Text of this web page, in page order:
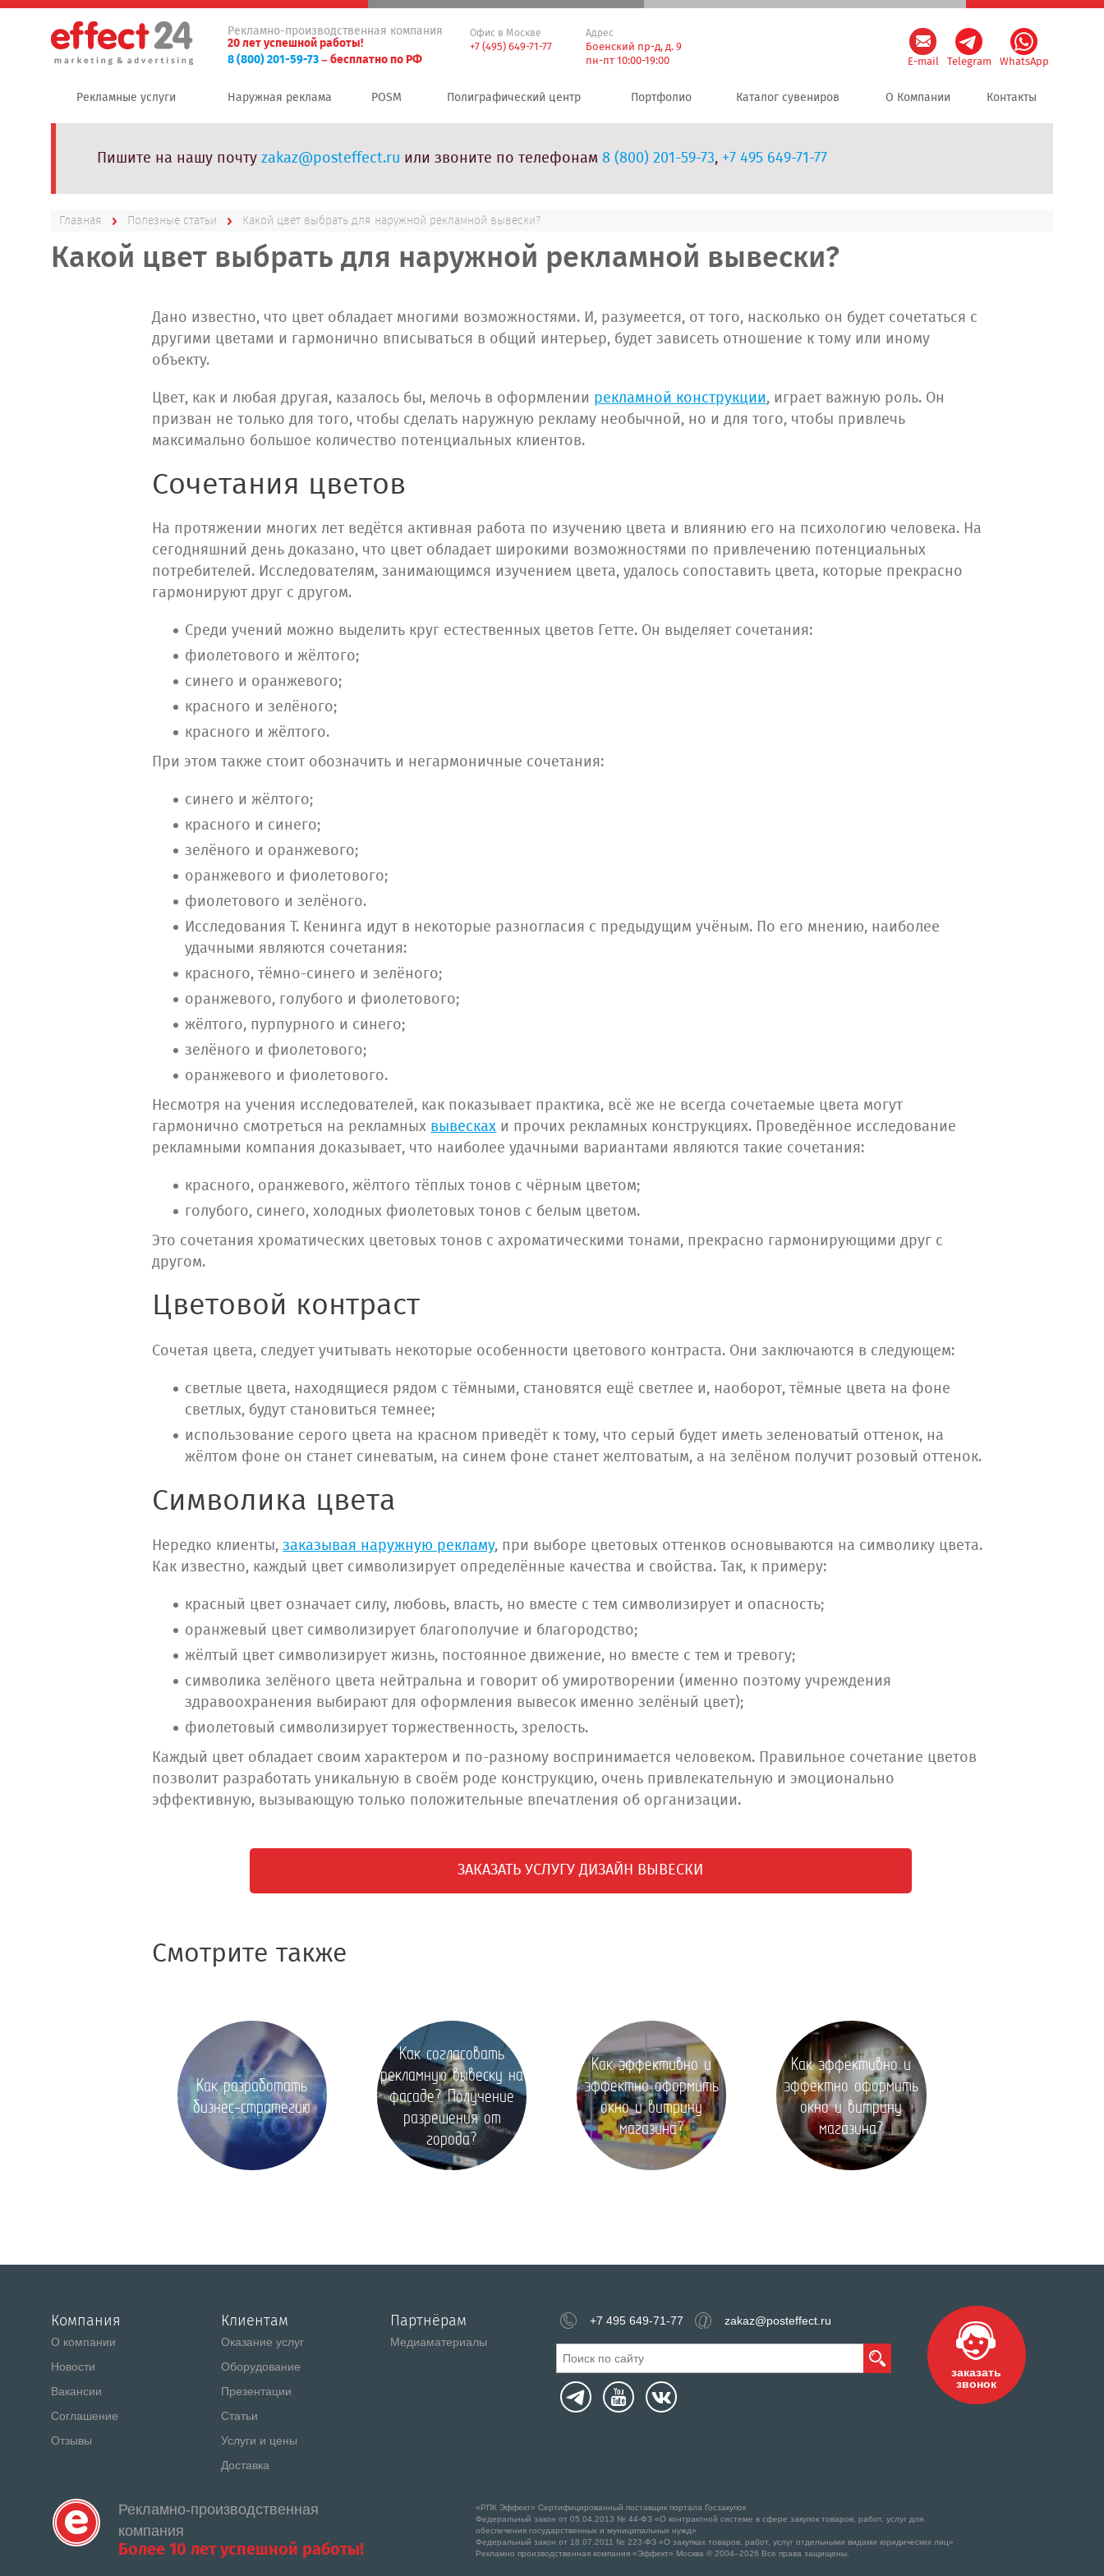
Рекламно-производственная компания
20 лет успешной работы!
8 (800) 201-59-73– бесплатно по РФ
Офис в Москве
+7 (495) 649-71-77
Адрес
Боенский пр-д, д. 9
пн-пт 10:00-19:00
E-mail Telegram WhatsApp
Рекламные услуги Наружная реклама POSM Полиграфический центр Портфолио Каталог сувениров О Компании Контакты
Пишите на нашу почтуzakaz@posteffect.ru или звоните по телефонам 8 (800) 201-59-73, +7 495 649-71-77
Главная Полезные статьи Какой цвет выбрать для наружной рекламной вывески?
Какой цвет выбрать для наружной рекламной вывески?
Дано известно, что цвет обладает многими возможностями. И, разумеется, от того, насколько он будет сочетаться с
другими цветами и гармонично вписываться в общий интерьер, будет зависеть отношение к тому или иному
объекту.
Цвет, как и любая другая, казалось бы, мелочь в оформлении рекламной конструкции, играет важную роль. Он
призван не только для того, чтобы сделать наружную рекламу необычной, но и для того, чтобы привлечь
максимально большое количество потенциальных клиентов.
Сочетания цветов
На протяжении многих лет ведётся активная работа по изучению цвета и влиянию его на психологию человека. На
сегодняшний день доказано, что цвет обладает широкими возможностями по привлечению потенциальных
потребителей. Исследователям, занимающимся изучением цвета, удалось сопоставить цвета, которые прекрасно
гармонируют друг с другом.
Среди учений можно выделить круг естественных цветов Гетте. Он выделяет сочетания:
фиолетового и жёлтого;
синего и оранжевого;
красного и зелёного;
красного и жёлтого.
При этом также стоит обозначить и негармоничные сочетания:
синего и жёлтого;
красного и синего;
зелёного и оранжевого;
оранжевого и фиолетового;
фиолетового и зелёного.
Исследования Т. Кенинга идут в некоторые разногласия с предыдущим учёным. По его мнению, наиболее
удачными являются сочетания:
красного, тёмно-синего и зелёного;
оранжевого, голубого и фиолетового;
жёлтого, пурпурного и синего;
зелёного и фиолетового;
оранжевого и фиолетового.
Несмотря на учения исследователей, как показывает практика, всё же не всегда сочетаемые цвета могут
гармонично смотреться на рекламныхвывескахи прочих рекламных конструкциях. Проведённое исследование
рекламными компания доказывает, что наиболее удачными вариантами являются такие сочетания:
красного, оранжевого, жёлтого тёплых тонов с чёрным цветом;
голубого, синего, холодных фиолетовых тонов с белым цветом.
Это сочетания хроматических цветовых тонов с ахроматическими тонами, прекрасно гармонирующими друг с
другом.
Цветовой контраст
Сочетая цвета, следует учитывать некоторые особенности цветового контраста. Они заключаются в следующем:
светлые цвета, находящиеся рядом с тёмными, становятся ещё светлее и, наоборот, тёмные цвета на фоне
светлых, будут становиться темнее;
использование серого цвета на красном приведёт к тому, что серый будет иметь зеленоватый оттенок, на
жёлтом фоне он станет синеватым, на синем фоне станет желтоватым, а на зелёном получит розовый оттенок.
Символика цвета
Нередко клиенты,заказывая наружную рекламу, при выборе цветовых оттенков основываются на символику цвета.
Как известно, каждый цвет символизирует определённые качества и свойства. Так, к примеру:
красный цвет означает силу, любовь, власть, но вместе с тем символизирует и опасность;
оранжевый цвет символизирует благополучие и благородство;
жёлтый цвет символизирует жизнь, постоянное движение, но вместе с тем и тревогу;
символика зелёного цвета нейтральна и говорит об умиротворении (именно поэтому учреждения
здравоохранения выбирают для оформления вывесок именно зелёный цвет);
фиолетовый символизирует торжественность, зрелость.
Каждый цвет обладает своим характером и по-разному воспринимается человеком. Правильное сочетание цветов
позволит разработать уникальную в своём роде конструкцию, очень привлекательную и эмоционально
эффективную, вызывающую только положительные впечатления об организации.
ЗАКАЗАТЬ УСЛУГУ ДИЗАЙН ВЫВЕСКИ
Смотрите также
Как разработать
бизнес-стратегию
Как согласовать
рекламную вывеску на
фасаде? Получение
разрешения от
города?
Как эффективно и
эффектно оформить
окно и витрину
магазина?
Как эффективно и
эффектно оформить
окно и витрину
магазина?
Компания
О компании
Новости
Вакансии
Соглашение
Отзывы
Клиентам
Оказание услуг
Оборудование
Презентации
Статьи
Услуги и цены
Доставка
Партнёрам
Медиаматериалы
+7 495 649-71-77 zakaz@posteffect.ru
заказать
звонок
Рекламно-производственная
компания
Более 10 лет успешной работы!
«РПК Эффект» Сертифицированный поставщик портала Госзакупок
Федеральный закон от 05.04.2013 № 44-ФЗ «О контрактной системе в сфере закупок товаров, работ, услуг для
обеспечения государственных и муниципальных нужд»
Федеральный закон от 18.07.2011 № 223-ФЗ «О закупках товаров, работ, услуг отдельными видами юридических лиц»
Рекламно производственная компания «Эффект» Москва © 2004–2026 Все права защищены.